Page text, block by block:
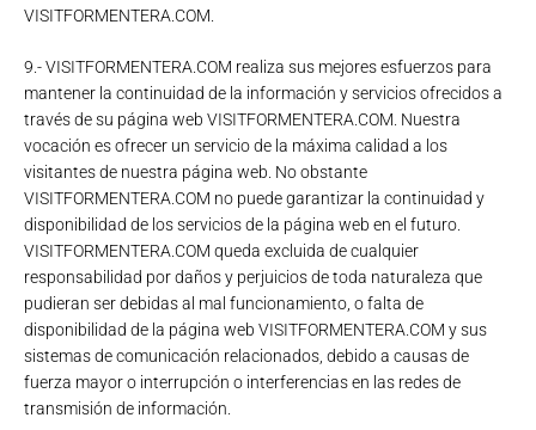
VISITFORMENTERA.COM.
9.- VISITFORMENTERA.COM realiza sus mejores esfuerzos para
mantener la continuidad de la información y servicios ofrecidos a
través de su página web VISITFORMENTERA.COM. Nuestra
vocación es ofrecer un servicio de la máxima calidad a los
visitantes de nuestra página web. No obstante
VISITFORMENTERA.COM no puede garantizar la continuidad y
disponibilidad de los servicios de la página web en el futuro.
VISITFORMENTERA.COM queda excluida de cualquier
responsabilidad por daños y perjuicios de toda naturaleza que
pudieran ser debidas al mal funcionamiento, o falta de
disponibilidad de la página web VISITFORMENTERA.COM y sus
sistemas de comunicación relacionados, debido a causas de
fuerza mayor o interrupción o interferencias en las redes de
transmisión de información.